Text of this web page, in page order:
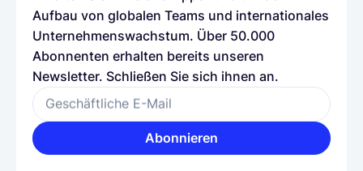
Aufbau von globalen Teams und internationales
Unternehmenswachstum. Über 50.000
Abonnenten erhalten bereits unseren
Newsletter. Schließen Sie sich ihnen an.
Geschäftliche E-Mail
Abonnieren